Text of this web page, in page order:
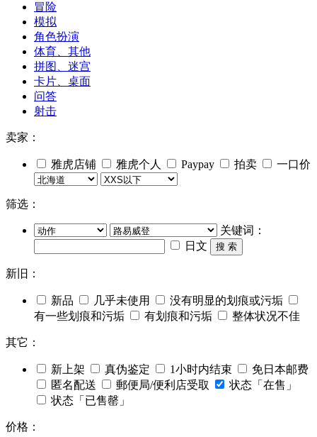
冒险
模拟
角色扮演
体育、其他
拼图、迷宫
卡片、桌面
问答
射击
卖家：
雅虎店铺 雅虎个人 Paypay 拍卖 一口价
筛选：
关键词：
日文
搜 索
新旧：
新品 几乎未使用
没有明显的划痕或污垢
有一些划痕和污垢
有划痕和污垢 整体状况不佳
其它：
新上架 真伪鉴定 1小时内结束
免日本邮费
匿名配送
郵便局/便利店受取
状态「在售」
状态「已售罄」
价格：